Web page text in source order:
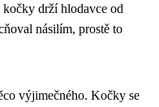
drží hlodavce od
násilím, prostě to
výjimečného. Kočky se